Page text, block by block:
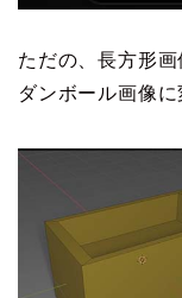
ただの、長方形
ダンボール画像に